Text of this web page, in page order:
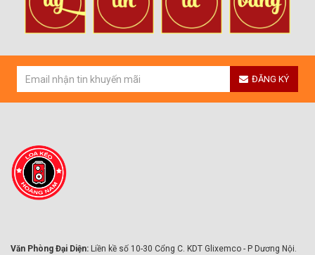
ĐĂNG KÝ
Văn Phòng Đại Diện: Liền kề số 10-30 Cổng C. KDT Glixemco - P Dương Nội.